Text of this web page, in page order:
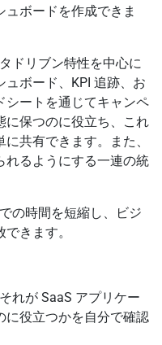
ボードを作成できま
ドリブン特性を中心に
ボード、KPI 追跡、お
シートを通じてキャンペ
に保つのに役立ち、これ
共有できます。また、
れるようにする一連の統
の時間を短縮し、ビジ
きます。
それが SaaS アプリケー
に役立つかを自分で確認